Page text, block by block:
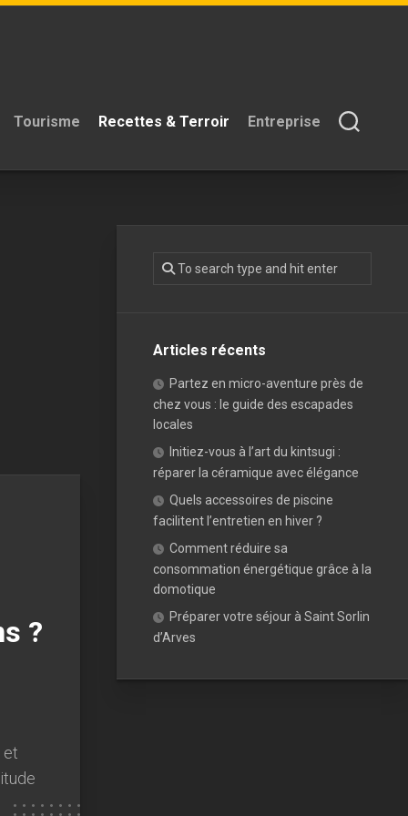
Tourisme Recettes & Terroir Entreprise
?
et
Articles récents
Partez en micro-aventure près de
chez vous : le guide des escapades
locales
Initiez-vous à l’art du kintsugi :
réparer la céramique avec élégance
Quels accessoires de piscine
facilitent l’entretien en hiver ?
Comment réduire sa
consommation énergétique grâce à la
domotique
Préparer votre séjour à Saint Sorlin
d’Arves